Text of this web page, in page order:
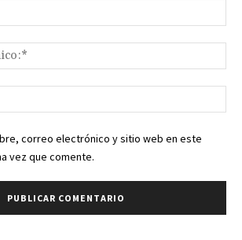
correo electrónico y sitio web en este
vez que comente.